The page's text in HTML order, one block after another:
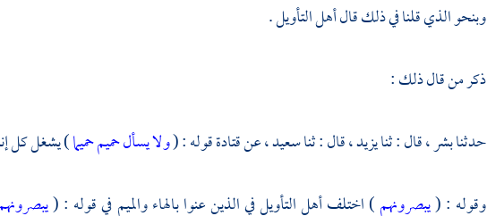
وبنحو الذي قلنا في ذلك قال أهل التأويل .
ذكر من قال ذلك :
حدثنابشر ،قال : ثنايزيد ،قال : ثناسعيد ،عنقتادةقوله : (ولا يسأل حميم حميما) يشغل كل
وقوله : (يبصرونهم) اختلف أهل التأويل في الذين عنوا بالهاء والميم في قوله : (